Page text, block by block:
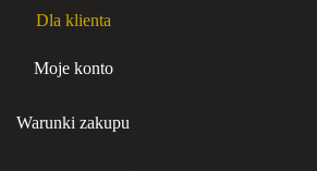
Dla klienta
Moje konto
Warunki zakupu